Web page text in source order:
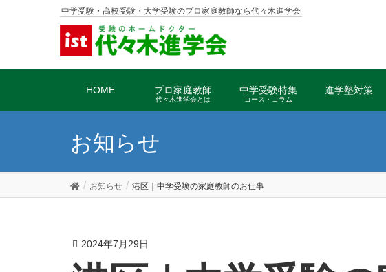
中学受験・高校受験・大学受験のプロ家庭教師なら代々木進学会
HOME プロ家庭教師
代々木進学会とは
中学受験特集
コース・コラム
進学塾対策
お知らせ
お知らせ 港区｜中学受験の家庭教師のお仕事
2024年7月29日